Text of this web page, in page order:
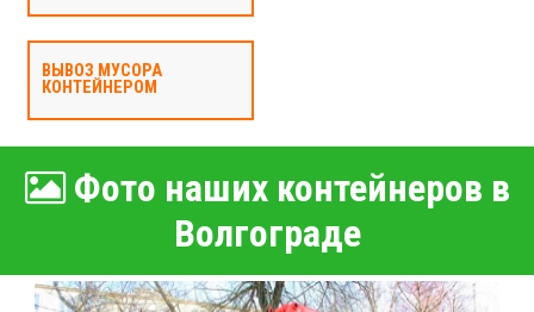
ВЫВОЗ МУСОРА
КОНТЕЙНЕРОМ
Фото наших контейнеров в
Волгограде